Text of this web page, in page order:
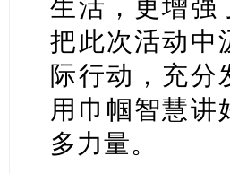
生活，更增强
把此次活动中
际行动，充分
用巾帼智慧讲
多力量。